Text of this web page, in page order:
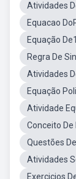
Atividades
Equacao
Equação
Regra De
Atividades
Equação
Atividade
Conceito De
Questões
Atividades
Exercicios